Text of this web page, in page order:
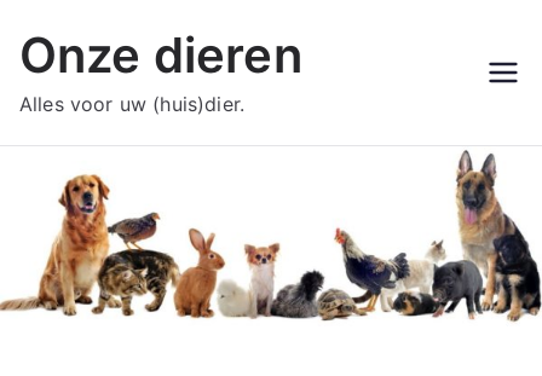
naar
inhoud
Onze dieren
Alles voor uw (huis)dier.